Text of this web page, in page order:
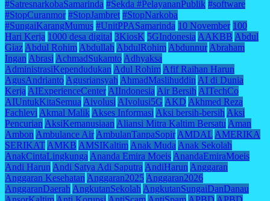
#SatresnarkobaSamarinda #Sekda #PelayananPublik #software
#StopCuranmor #StopJambret #StopNarkoba
#SungaiKarangMumus #UnitPPASamarinda 10 November 100
Hari Kerja 1000 desa digital 3KiosK 5GIndonesia AAKBB Abdul
Giaz Abdul Rohim Abdullah AbdulRohim Abdunnur Abraham
Ingan Abrasi AchmadSukamto Adhyaksa
AdministrasiKependudukan Adul Rohim Afif Raihan Harun
AgusAndrianto Agusriansyah AhmadMaslihuddin AI di Dunia
Kerja AIExperienceCenter AIIndonesia Air Bersih AITechCo
AIUntukKitaSemua Aivolusi AIvolusi5G AKD Akhmed Reza
Fachlevi Akmal Malik Akses Informasi Aksi bersih-bersih Aksi
Pencurian AksiKemanusiaan Aliansi Mitra Kaltim Bersatu Aman
Ambon Ambulance Air AmbulanTanpaSopir AMDAL AMERIKA
SERIKAT AMKB AMSIKaltim Anak Muda Anak Sekolah
AnakCintaLingkunga Ananda Emira Moeis AnandaEmiraMoeis
Andi Harun Andi Satya Adi Saputra AndiHarun Anggaran
Anggaran Kesehatan Anggaran2025 Anggaran2026
AnggaranDaerah AngkutanSekolah AngkutanSungaiDanDanau